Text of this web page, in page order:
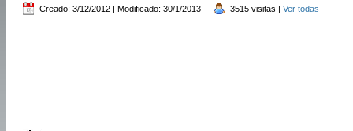
Creado: 3/12/2012 | Modificado: 30/1/2013 3515 visitas | Ver todas